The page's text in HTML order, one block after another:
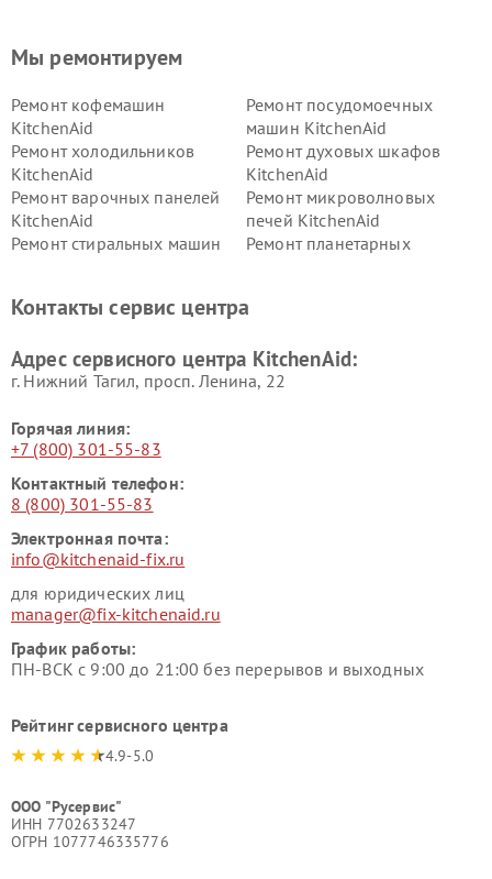
Мы ремонтируем
Ремонт кофемашин
KitchenAid
Ремонт посудомоечных
машин KitchenAid
Ремонт холодильников
KitchenAid
Ремонт духовых шкафов
KitchenAid
Ремонт варочных панелей
KitchenAid
Ремонт микроволновых
печей KitchenAid
Ремонт стиральных машин
Ремонт планетарных
Контакты сервис центра
Адрес сервисного центра KitchenAid:
г. Нижний Тагил, просп. Ленина, 22
Горячая линия:
+7 (800) 301-55-83
Контактный телефон:
8 (800) 301-55-83
Электронная почта:
info@kitchenaid-fix.ru
для юридических лиц
manager@fix-kitchenaid.ru
График работы:
ПН-ВСК с 9:00 до 21:00 без перерывов и выходных
Рейтинг сервисного центра
4.9-5.0
ООО "Русервис"
ИНН 7702633247
ОГРН 1077746335776